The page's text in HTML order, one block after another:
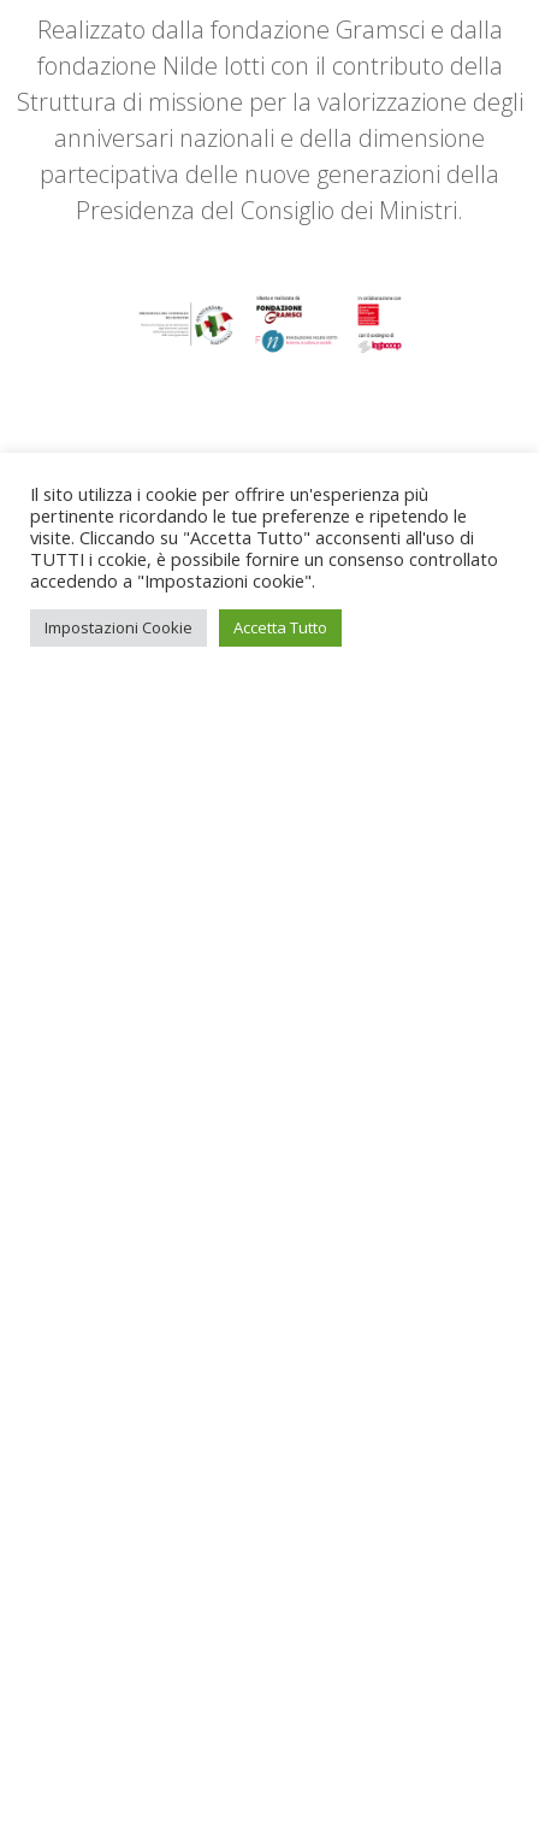
Realizzato dalla fondazione Gramsci e dalla
fondazione Nilde Iotti con il contributo della
Struttura di missione per la valorizzazione degli
anniversari nazionali e della dimensione
partecipativa delle nuove generazioni della
Presidenza del Consiglio dei Ministri.
Il sito utilizza i cookie per offrire un'esperienza più
pertinente ricordando le tue preferenze e ripetendo le
visite. Cliccando su "Accetta Tutto" acconsenti all'uso di
TUTTI i ccokie, è possibile fornire un consenso controllato
accedendo a "Impostazioni cookie".
Impostazioni Cookie Accetta Tutto